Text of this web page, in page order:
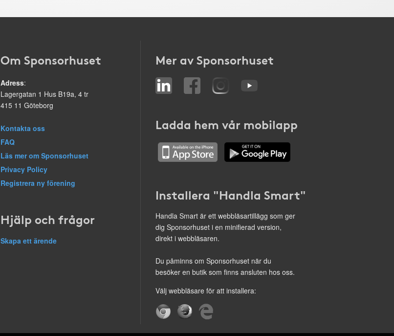
Om Sponsorhuset
Adress:
Lagergatan 1 Hus B19a, 4 tr
415 11 Göteborg
Kontakta oss
FAQ
Läs mer om Sponsorhuset
Privacy Policy
Registrera ny förening
Hjälp och frågor
Skapa ett ärende
Mer av Sponsorhuset
Ladda hem vår mobilapp
Installera "Handla Smart"
Handla Smart är ett webbläsartillägg som ger
dig Sponsorhuset i en minifierad version,
direkt i webbläsaren.
Du påminns om Sponsorhuset när du
besöker en butik som finns ansluten hos oss.
Välj webbläsare för att installera: